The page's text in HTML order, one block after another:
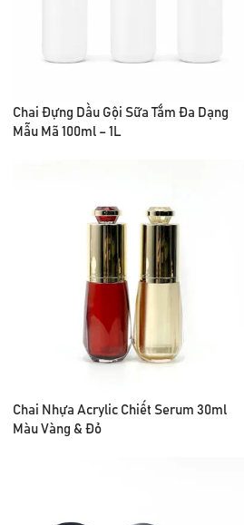
Chai Đựng Dầu Gội Sữa Tắm Đa Dạng
Mẫu Mã 100ml – 1L
Chai Nhựa Acrylic Chiết Serum 30ml
Màu Vàng & Đỏ